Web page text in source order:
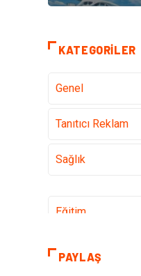
KATEGORILER
Genel
Tanıtıcı Reklam
Sağlık
Eğitim
Otomotiv
PAYLAŞ